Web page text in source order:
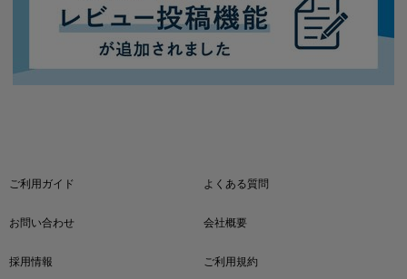
ご利用ガイド よくある質問
お問い合わせ 会社概要
採用情報 ご利用規約